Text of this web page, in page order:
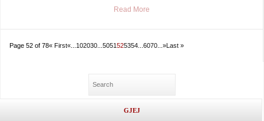
Read More
Page 52 of 78« First« 102030 5051525354 6070 »Last »